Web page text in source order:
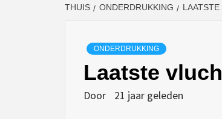
THUIS ONDERDRUKKING
ONDERDRUKKING
Laatste
Door 21 jaar geleden